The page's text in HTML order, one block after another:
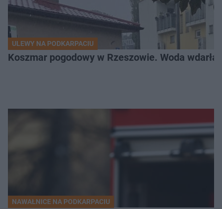
ULEWY NA PODKARPACIU
Koszmar pogodowy w Rzeszowie. Woda
NAWAŁNICE NA PODKARPACIU